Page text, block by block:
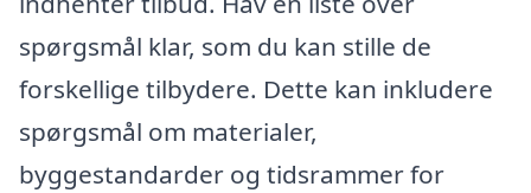
spørgsmål klar, som du kan stille de
forskellige tilbydere. Dette kan inkludere
spørgsmål om materialer,
byggestandarder og tidsrammer for